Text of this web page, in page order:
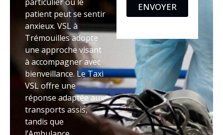
particulier où le
patient peut se sentir
anxieux. VSL à
Trémouilles adopte
une approche visant
à accompagner avec
bienveillance. Le Taxi
VSL offre une
réponse adaptée aux
transports assis,
tandis que
ENVOYER